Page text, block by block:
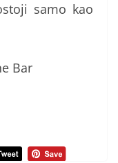
samo kao
Bar